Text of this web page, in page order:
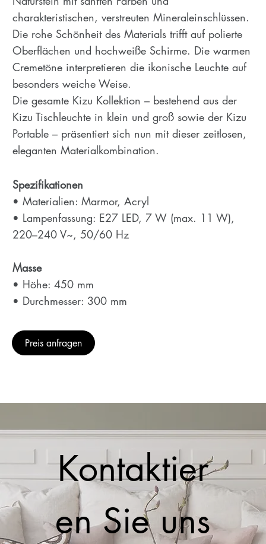
charakteristischen, verstreuten Mineraleinschlüssen.
Die rohe Schönheit des Materials trifft auf polierte
Oberflächen und hochweiße Schirme. Die warmen
Cremetöne interpretieren die ikonische Leuchte auf
besonders weiche Weise.
Die gesamte Kizu Kollektion – bestehend aus der
Kizu Tischleuchte in klein und groß sowie der Kizu
Portable – präsentiert sich nun mit dieser zeitlosen,
eleganten Materialkombination.
Spezifikationen
• Materialien: Marmor, Acryl
• Lampenfassung: E27 LED, 7 W (max. 11 W),
220–240 V~, 50/60 Hz
Masse
• Höhe: 450 mm
• Durchmesser: 300 mm
Preis anfragen
Kontaktier
en Sie uns